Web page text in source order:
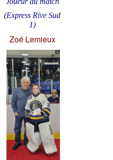
(Express Rive Sud
1)
Zoé Lemieux